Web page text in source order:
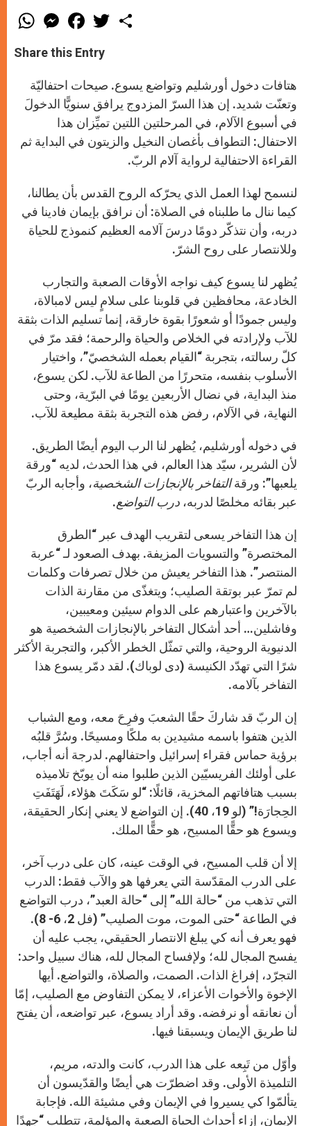
W
h
t
s
p
p
M
e
s
e
g
e
r
F
a
e
b
o
k
w
r
Share this Entry
هتافات دخول أورشليم وتواضع يسوع. صيحات احتفاليّة
وتعنّت شديد. إن هذا السرّ المزدوج يرافق سنويًّا الدخولَ
في أسبوع الآلام، في المرحلتين اللتين تميِّزان هذا
الاحتفال: التطواف بأغصان النخيل والزيتون في البداية ثم
القراءة الاحتفالية لرواية آلام الربّ.
لنسمح لهذا العمل الذي يحرّكه الروح القدس بأن يطالنا،
كيما ننال ما طلبناه في الصلاة: أن نرافق بإيمان فادينا في
دربه، وأن نتذكّر دومًا درسَ آلامه العظيم كنموذج للحياة
وللانتصار على روح الشرّ.
يُظهر لنا يسوع كيف نواجه الأوقات الصعبة والتجارب
الخادعة، محافظين في قلوبنا على سلامٍ ليس لامبالاة،
وليس جمودًا أو شعورًا بقوة خارقة، إنما تسليم الذات بثقة
للآب ولإرادته في الخلاص والحياة والرحمة؛ فقد مرّ في
كلّ رسالته، بتجربة “القيام بعمله الشخصيّ”، واختيار
الأسلوب بنفسه، متحررًا من الطاعة للآب. لكن يسوع،
منذ البداية، في نضال الأربعين يومًا في البرّية، وحتى
النهاية، في الآلام، رفض هذه التجربة بثقة مطيعة للآب.
في دخوله أورشليم، يُظهر لنا الرب اليوم أيضًا الطريق.
لأن الشرير، سيّد هذا العالم، في هذا الحدث، لديه “ورقة
يلعبها”: ورقةالتفاخر بالإنجازات الشخصية، وأجابه الربّ
عبر بقائه مخلصًا لدربه، درب التواضع.
إن هذا التفاخر يسعى لتقريب الهدف عبر “الطرق
المختصرة” والتسويات المزيفة. بهدف الصعود لـ “عربة
المنتصر”. هذا التفاخر يعيش من خلال تصرفات وكلمات
لم تمرّ عبر بوتقة الصليب؛ ويتغذّى من مقارنة الذات
بالآخرين واعتبارهم على الدوام سيئين ومعيبين،
وفاشلين… أحد أشكال التفاخر بالإنجازات الشخصية هو
الدنيوية الروحية، والتي تمثّل الخطر الأكبر، والتجربة الأكثر
شرًا التي تهدّد الكنيسة (دى لوباك). لقد دمّر يسوع هذا
التفاخر بآلامه.
إن الربّ قد شاركَ حقًا الشعبَ وفرِحَ معه، ومع الشباب
الذين هتفوا باسمه مشيدين به ملكًا ومسيحًا. وسُرَّ قلبُه
برؤية حماس فقراء إسرائيل واحتفالهم. لدرجة أنه أجاب،
على أولئك الفريسيّين الذين طلبوا منه أن يوبّخ تلاميذه
بسبب هتافاتهم المخزية، قائلًا: “لو سَكَتَ هؤلاء، لَهَتَفَتِ
الحِجارَة!” (لو 19، 40). إن التواضع لا يعني إنكار الحقيقة،
ويسوع هو حقًّا المسيح، هو حقًّا الملك.
إلا أن قلب المسيح، في الوقت عينه، كان على درب آخر،
على الدرب المقدّسة التي يعرفها هو والآب فقط: الدرب
التي تذهب من “حالة الله” إلى “حالة العبد”، درب التواضع
في الطاعة “حتى الموت، موت الصليب” (فل 2، 6- 8).
فهو يعرف أنه كي يبلغ الانتصار الحقيقي، يجب عليه أن
يفسح المجال لله؛ ولإفساح المجال لله، هناك سبيل واحد:
التجرّد، إفراغ الذات. الصمت، والصلاة، والتواضع. أيها
الإخوة والأخوات الأعزاء، لا يمكن التفاوض مع الصليب، إمّا
أن نعانقه أو نرفضه. وقد أراد يسوع، عبر تواضعه، أن يفتح
لنا طريق الإيمان ويسبقنا فيها.
وأوّل من تَبِعه على هذا الدرب، كانت والدته، مريم،
التلميذة الأولى. وقد اضطرّت هي أيضًا والقدّيسون أن
يتألمّوا كي يسيروا في الإيمان وفي مشيئة الله. فإجابة
الإيمان، إزاء أحداث الحياة الصعبة والمؤلمة، تتطلب “جهدًا